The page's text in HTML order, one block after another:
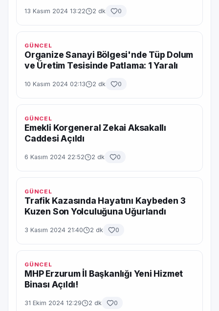
13 Kasım 2024 13:22 2 dk 0
GÜNCEL
Organize Sanayi Bölgesi'nde Tüp Dolum
ve Üretim Tesisinde Patlama: 1 Yaralı
10 Kasım 2024 02:13 2 dk 0
GÜNCEL
Emekli Korgeneral Zekai Aksakallı
Caddesi Açıldı
6 Kasım 2024 22:52 2 dk 0
GÜNCEL
Trafik Kazasında Hayatını Kaybeden 3
Kuzen Son Yolculuğuna Uğurlandı
3 Kasım 2024 21:40 2 dk 0
GÜNCEL
MHP Erzurum İl Başkanlığı Yeni Hizmet
Binası Açıldı!
31 Ekim 2024 12:29 2 dk 0